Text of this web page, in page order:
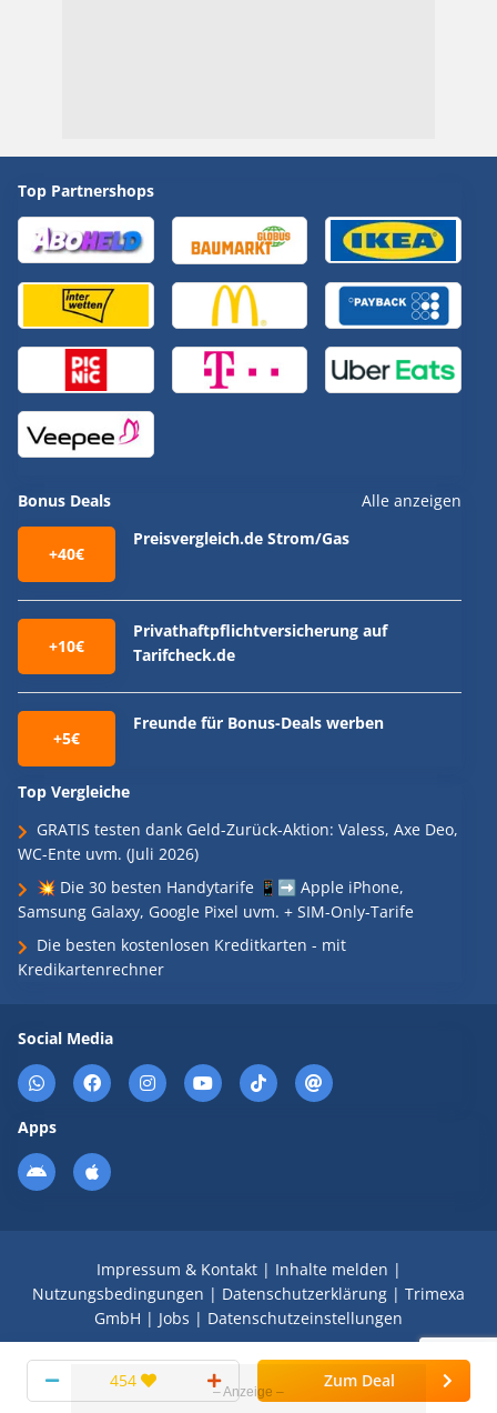
454 Zum Deal
Top Partnershops
Bonus Deals Alle anzeigen
+40€
Preisvergleich.de Strom/Gas
+10€
Privathaftpflichtversicherung auf
Tarifcheck.de
+5€
Freunde für Bonus-Deals werben
Top Vergleiche
GRATIS testen dank Geld-Zurück-Aktion: Valess, Axe Deo,
WC-Ente uvm. (Juli 2026)
💥 Die 30 besten Handytarife 📱➡️ Apple iPhone,
Samsung Galaxy, Google Pixel uvm. + SIM-Only-Tarife
Die besten kostenlosen Kreditkarten - mit
Kredikartenrechner
Social Media
Apps
Impressum & Kontakt| Inhalte melden |
Nutzungsbedingungen | Datenschutzerklärung | Trimexa
GmbH | Jobs | Datenschutzeinstellungen
© 2008 - 2026 Schnäppchen Blog mit Doktortitel -
DealDoktor.de